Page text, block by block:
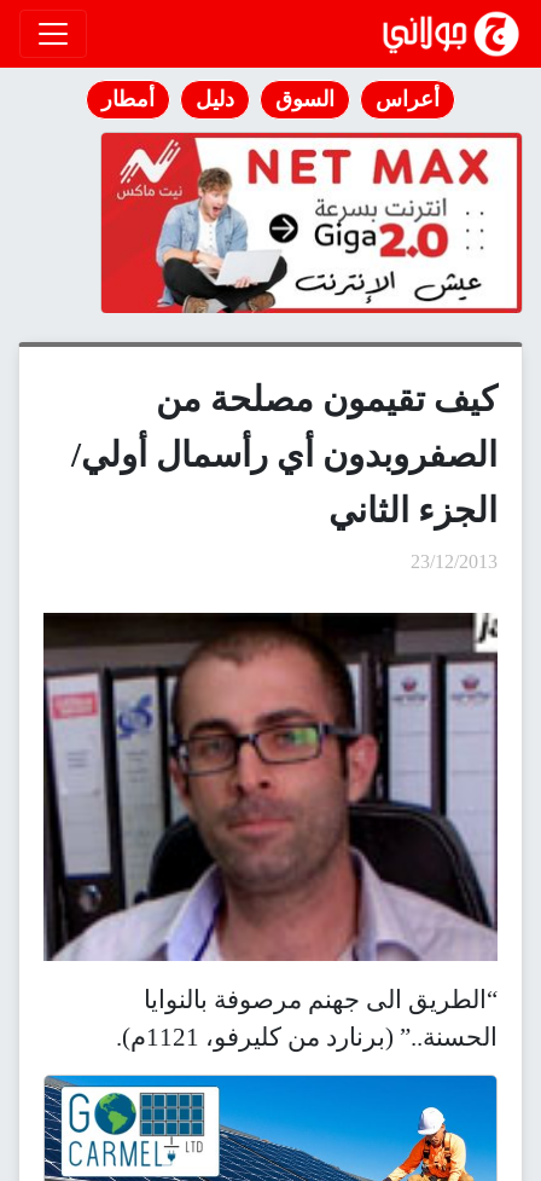
انتقل إلى المحتوى
أعراس السوق دليل أمطار
كيف تقيمون مصلحة من
الصفروبدون أي رأسمال أولي/
الجزء الثاني
23/12/2013
“الطريق الى جهنم مرصوفة بالنوايا
الحسنة..” (برنارد من كليرفو، 1121م).